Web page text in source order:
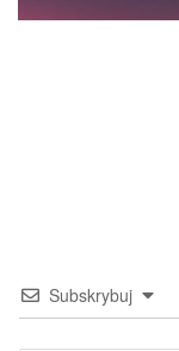
Subskrybuj